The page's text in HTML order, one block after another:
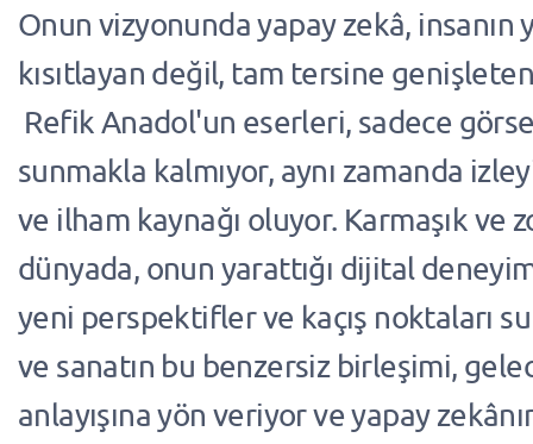
Onun vizyonunda yapay zekâ, insanın
kısıtlayan değil, tam tersine
Refik Anadol'un eserleri, sadece
sunmakla kalmıyor, aynı zamanda
ve ilham kaynağı oluyor. Karmaşık ve
dünyada, onun yarattığı dijital
yeni perspektifler ve kaçış noktaları
ve sanatın bu benzersiz birleşimi,
anlayışına yön veriyor ve yapay